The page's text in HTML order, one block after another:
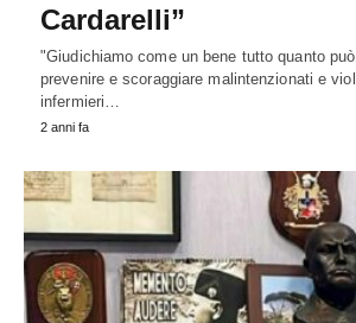
Cardarelli”
"Giudichiamo come un bene tutto quanto
prevenire e scoraggiare malintenzionati e
infermieri…
2 anni fa